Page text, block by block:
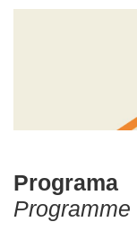
Programa
Programme